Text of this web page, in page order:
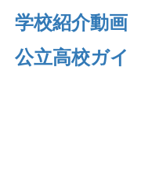
学校紹介動画
公立高校ガイ